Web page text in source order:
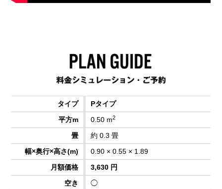
Pタイプ
0.50 m2
約 0.3 畳
0.90 × 0.55 × 1.89
3,630 円
◯